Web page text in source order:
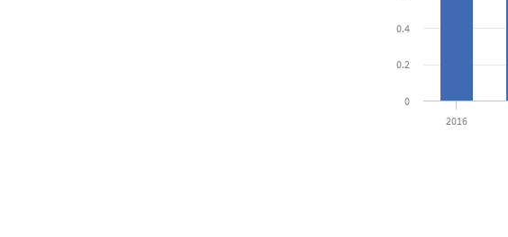
2016
0
0.2
0.4